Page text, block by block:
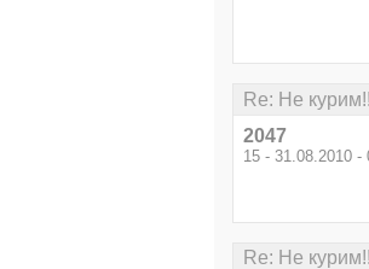
Re: Не
2047
15 - 31.08.2010 -
Re: Не